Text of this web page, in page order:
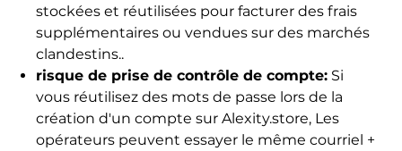
stockées et réutilisées pour facturer des frais
supplémentaires ou vendues sur des marchés
clandestins..
risque de prise de contrôle de compte:Si
vous réutilisez des mots de passe lors de la
création d'un compte sur Alexity.store, Les
opérateurs peuvent essayer le même courriel +